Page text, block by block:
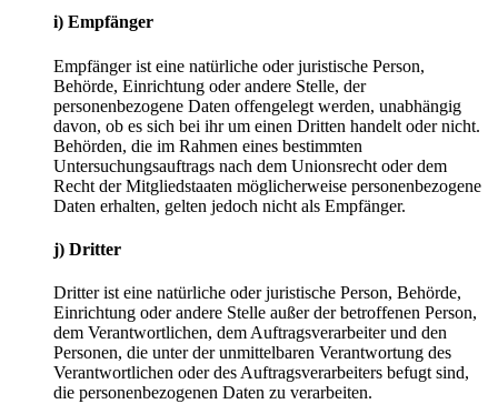
i) Empfänger
Empfänger ist eine natürliche oder juristische Person,
Behörde, Einrichtung oder andere Stelle, der
personenbezogene Daten offengelegt werden, unabhängig
davon, ob es sich bei ihr um einen Dritten handelt oder nicht.
Behörden, die im Rahmen eines bestimmten
Untersuchungsauftrags nach dem Unionsrecht oder dem
Recht der Mitgliedstaaten möglicherweise personenbezogene
Daten erhalten, gelten jedoch nicht als Empfänger.
j) Dritter
Dritter ist eine natürliche oder juristische Person, Behörde,
Einrichtung oder andere Stelle außer der betroffenen Person,
dem Verantwortlichen, dem Auftragsverarbeiter und den
Personen, die unter der unmittelbaren Verantwortung des
Verantwortlichen oder des Auftragsverarbeiters befugt sind,
die personenbezogenen Daten zu verarbeiten.